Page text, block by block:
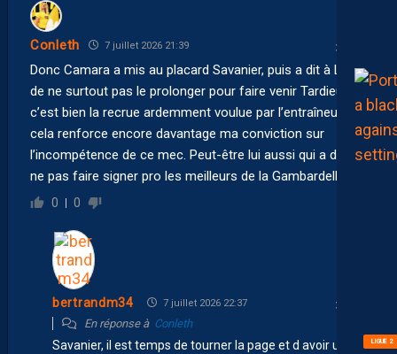
LIGUE 2
Conleth 7 juillet 2026 21:39
Donc Camara a mis au placard Savanier, puis a dit à LN
de ne surtout pas le prolonger pour faire venir Tardieu. Si
c’est bien la recrue ardemment voulue par l’entraîneur,
cela renforce encore davantage ma conviction sur
l’incompétence de ce mec. Peut-être lui aussi qui a dit de
ne pas faire signer pro les meilleurs de la Gambardella ?
0 0
bertrandm34 7 juillet 2026 22:37
En réponse à Conleth
Savanier, il est temps de tourner la page et d avoir une